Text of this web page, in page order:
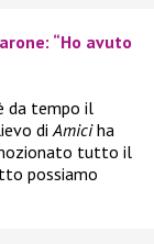
“Ho avuto
da tempo il
diAmiciha
tutto il
possiamo